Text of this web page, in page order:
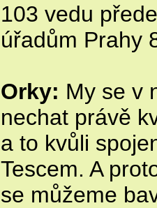
103 vedu
úřadům Prahy
Orky: My se v
nechat právě
a to kvůli
Tescem. A
se můžeme